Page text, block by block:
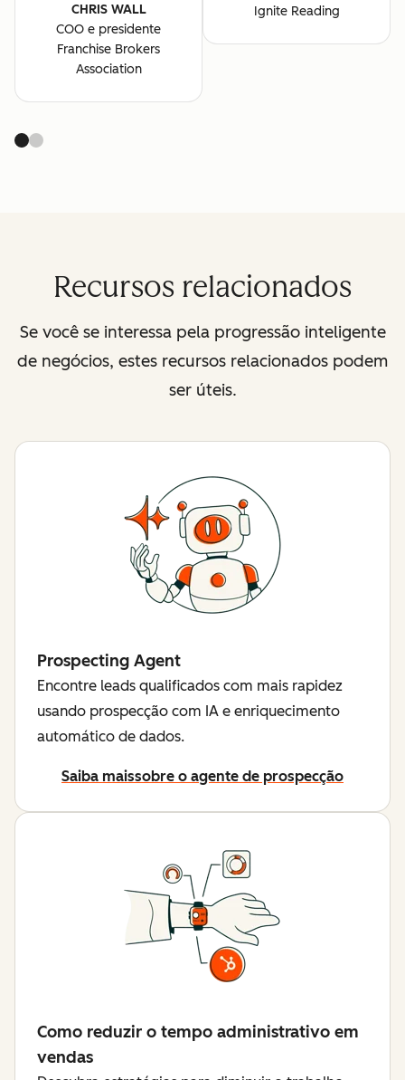
CHRIS WALL
COO e presidente
Franchise Brokers
Association
Ignite Reading
Recursos relacionados
Se você se interessa pela progressão inteligente
de negócios, estes recursos relacionados podem
ser úteis.
Prospecting Agent
Encontre leads qualificados com mais rapidez
usando prospecção com IA e enriquecimento
automático de dados.
Saiba maissobre o agente de prospecção
Como reduzir o tempo administrativo em
vendas